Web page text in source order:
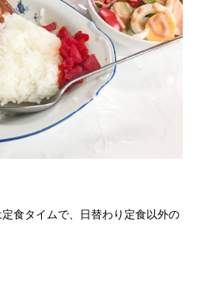
食タイムで、日替わり定食以外の